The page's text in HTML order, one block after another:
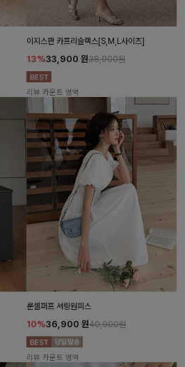
이지스판 카프리슬랙스[S,M,L사이즈]
13%33,900 원38,900원
리뷰 카운트 영역
룬셀퍼프 셔링원피스
10%36,900 원40,900원
리뷰 카운트 영역